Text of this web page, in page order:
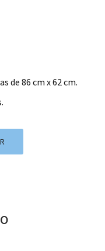
de 86 cm x 62 cm.
Verde